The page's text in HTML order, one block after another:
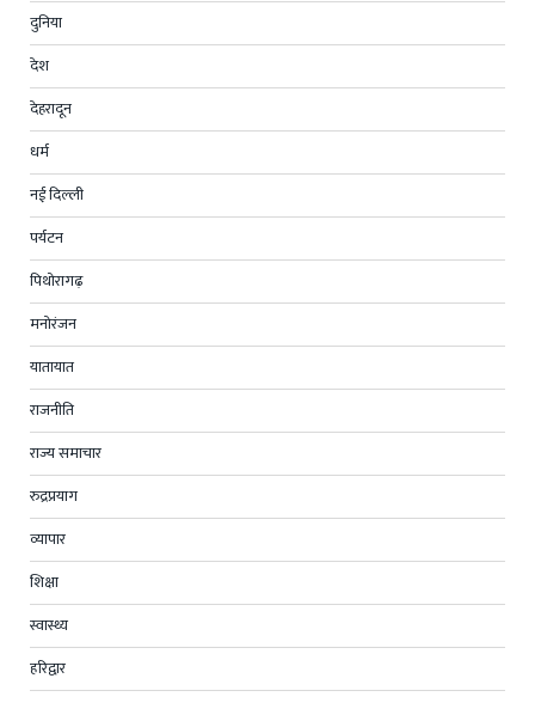
दुनिया
देश
देहरादून
धर्म
नई दिल्ली
पर्यटन
पिथोरागढ़
मनोरंजन
यातायात
राजनीति
राज्य समाचार
रुद्रप्रयाग
व्यापार
शिक्षा
स्वास्थ्य
हरिद्वार